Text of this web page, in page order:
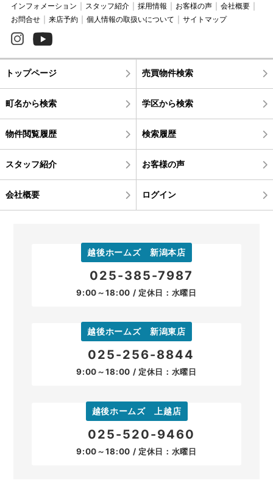
インフォメーション
スタッフ紹介 採用情報 お客様の声
会社概要
お問合せ
来店予約 個人情報の取扱いについて サイトマップ
トップページ 売買物件検索
町名から検索 学区から検索
物件閲覧履歴 検索履歴
スタッフ紹介 お客様の声
会社概要 ログイン
越後ホームズ 新潟本店
025-385-7987
9:00～18:00 / 定休日：水曜日
越後ホームズ 新潟東店
025-256-8844
9:00～18:00 / 定休日：水曜日
越後ホームズ 上越店
025-520-9460
9:00～18:00 / 定休日：水曜日